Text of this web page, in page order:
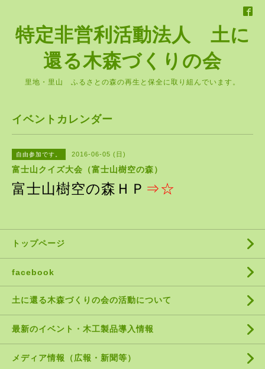
特定非営利活動法人 土に
還る木森づくりの会
里地・里山 ふるさとの森の再生と保全に取り組んでいます。
イベントカレンダー
自由参加です。 2016-06-05 (日)
富士山クイズ大会（富士山樹空の森）
富士山樹空の森ＨＰ ⇒☆
トップページ
facebook
土に還る木森づくりの会の活動について
最新のイベント・木工製品導入情報
メディア情報（広報・新聞等）